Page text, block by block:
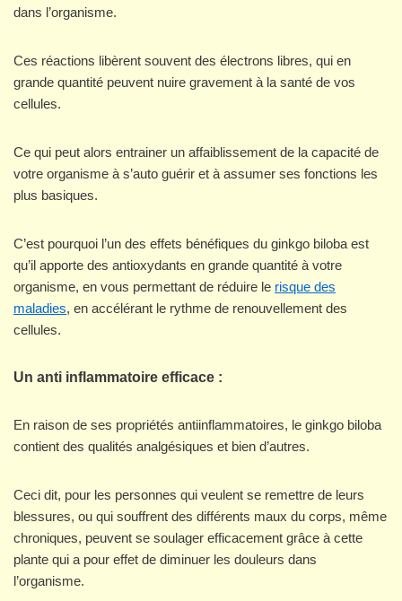
dans l’organisme.
Ces réactions libèrent souvent des électrons libres, qui en
grande quantité peuvent nuire gravement à la santé de vos
cellules.
Ce qui peut alors entrainer un affaiblissement de la capacité de
votre organisme à s’auto guérir et à assumer ses fonctions les
plus basiques.
C’est pourquoi l’un des effets bénéfiques du ginkgo biloba est
qu’il apporte des antioxydants en grande quantité à votre
organisme, en vous permettant de réduire le risque des
maladies, en accélérant le rythme de renouvellement des
cellules.
Un anti inflammatoire efficace :
En raison de ses propriétés antiinflammatoires, le ginkgo biloba
contient des qualités analgésiques et bien d’autres.
Ceci dit, pour les personnes qui veulent se remettre de leurs
blessures, ou qui souffrent des différents maux du corps, même
chroniques, peuvent se soulager efficacement grâce à cette
plante qui a pour effet de diminuer les douleurs dans
l’organisme.